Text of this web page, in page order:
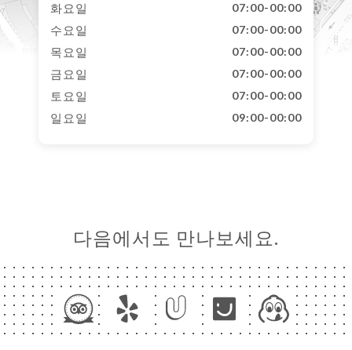
화요일 07:00-00:00
수요일 07:00-00:00
목요일 07:00-00:00
금요일 07:00-00:00
토요일 07:00-00:00
일요일 09:00-00:00
다음에서도 만나보세요.